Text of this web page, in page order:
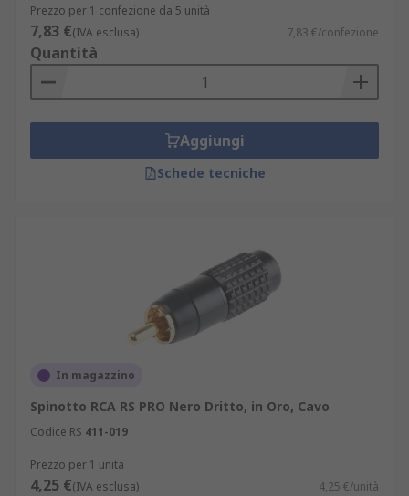
Prezzo per 1 confezione da 5 unità
7,83 €(IVA esclusa) 7,83 €/confezione
Quantità
Aggiungi
Schede tecniche
In magazzino
Spinotto RCA RS PRO Nero Dritto, in Oro, Cavo
Codice RS 411-019
Prezzo per 1 unità
4,25 €(IVA esclusa) 4,25 €/unità